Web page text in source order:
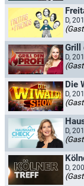
D,
Grill
D,
Die
D,
D,
D,